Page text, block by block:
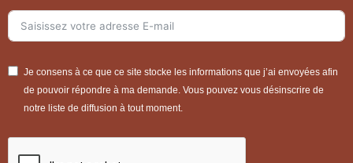
Je consens à ce que ce site stocke les informations que j’ai envoyées afin
de pouvoir répondre à ma demande. Vous pouvez vous désinscrire de
notre liste de diffusion à tout moment.